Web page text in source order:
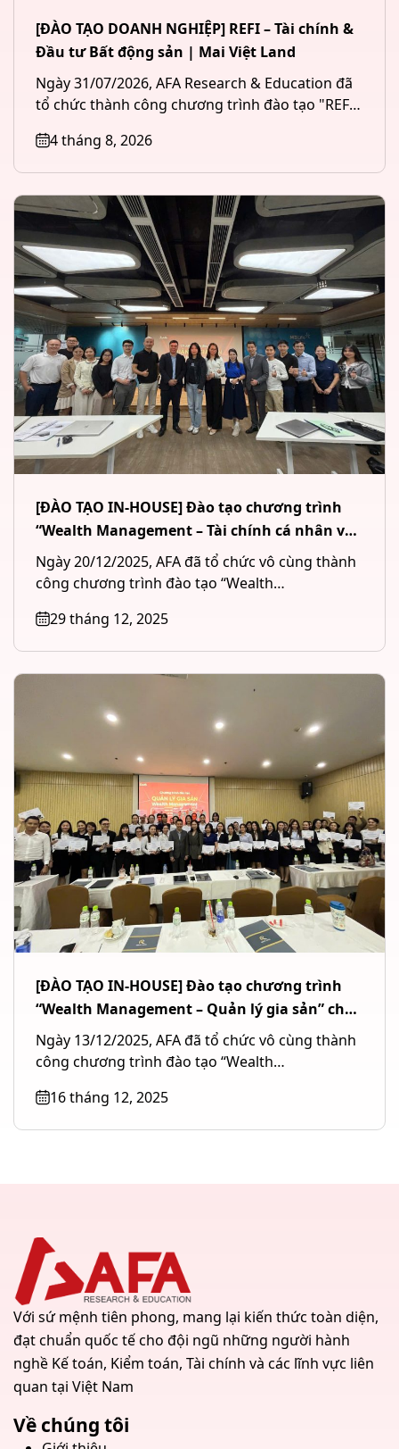
[ĐÀO TẠO DOANH NGHIỆP] REFI – Tài chính &
Đầu tư Bất động sản | Mai Việt Land
Ngày 31/07/2026, AFA Research & Education đã
tổ chức thành công chương trình đào tạo "REFI
4 tháng 8, 2026
[ĐÀO TẠO IN-HOUSE] Đào tạo chương trình
“Wealth Management – Tài chính cá nhân và
Quản lý tài sản đầu tư” cho Công ty CP Chứng
khoán MB (MBS) tại Hà Nội
Ngày 20/12/2025, AFA đã tổ chức vô cùng thành
công chương trình đào tạo “Wealth
29 tháng 12, 2025
[ĐÀO TẠO IN-HOUSE] Đào tạo chương trình
“Wealth Management – Quản lý gia sản” cho
Ngân hàng TMCP Quốc tế Việt Nam (VIB) tại
TP. Hồ Chí Minh
Ngày 13/12/2025, AFA đã tổ chức vô cùng thành
công chương trình đào tạo “Wealth
16 tháng 12, 2025
Với sứ mệnh tiên phong, mang lại kiến thức toàn diện,
đạt chuẩn quốc tế cho đội ngũ những người hành
nghề Kế toán, Kiểm toán, Tài chính và các lĩnh vực liên
quan tại Việt Nam
Về chúng tôi